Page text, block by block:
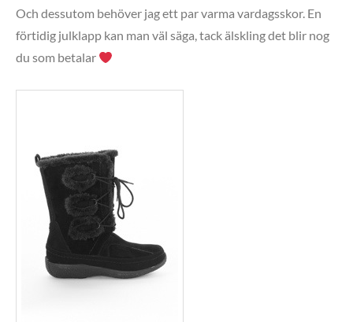
Och dessutom behöver jag ett par varma vardagsskor. En
förtidig julklapp kan man väl säga, tack älskling det blir nog
du som betalar